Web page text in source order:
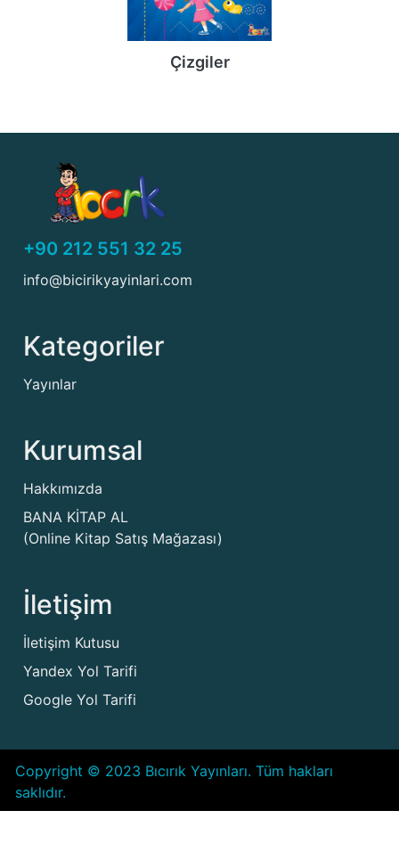
Çizgiler
+90 212 551 32 25
info@bicirikyayinlari.com
Kategoriler
Yayınlar
Kurumsal
Hakkımızda
BANA KİTAP AL
(Online Kitap Satış Mağazası)
İletişim
İletişim Kutusu
Yandex Yol Tarifi
Google Yol Tarifi
Copyright © 2023 Bıcırık Yayınları. Tüm hakları
saklıdır.